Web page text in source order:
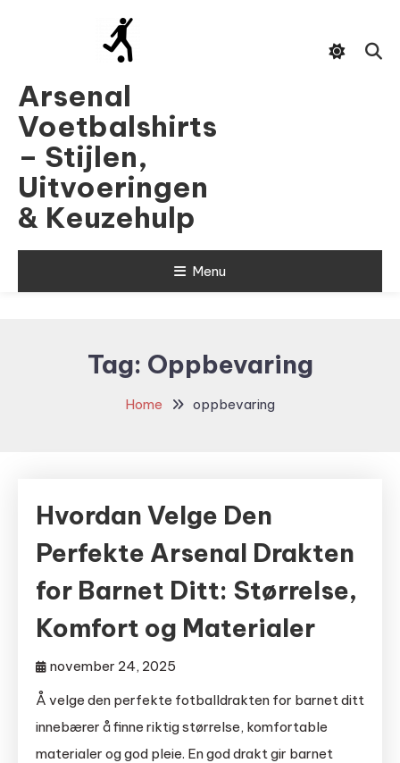
Arsenal
Voetbalshirts
– Stijlen,
Uitvoeringen
& Keuzehulp
Menu
Tag: Oppbevaring
Home oppbevaring
Hvordan Velge Den
Perfekte Arsenal Drakten
for Barnet Ditt: Størrelse,
Komfort og Materialer
november 24, 2025
Å velge den perfekte fotballdrakten for barnet ditt
innebærer å finne riktig størrelse, komfortable
materialer og god pleie. En god drakt gir barnet